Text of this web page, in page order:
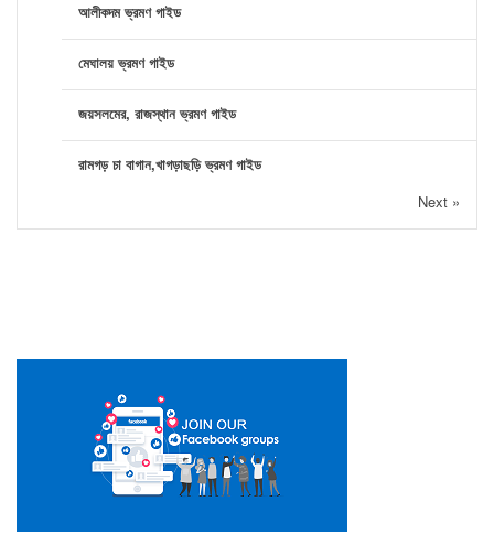
আলীকদম ভ্রমণ গাইড
মেঘালয় ভ্রমণ গাইড
জয়সলমের, রাজস্থান ভ্রমণ গাইড
রামগড় চা বাগান,খাগড়াছড়ি ভ্রমণ গাইড
Next »